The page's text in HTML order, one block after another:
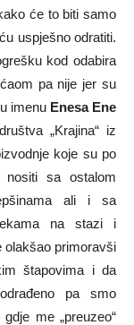
će to biti samo
uspješno odratiti.
kod odabira
pa nije jer su
imenu Enesa Ene
„Krajina“ iz
koje su po
nositi sa ostalom
ali i sa
na stazi i
olakšao primoravši
štapovima i da
pa smo
me „preuzeo“